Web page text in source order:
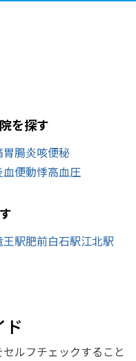
を探す
胃腸炎咳便秘
血便動悸高血圧
王駅肥前白石駅江北駅
ド
ルフチェックすること